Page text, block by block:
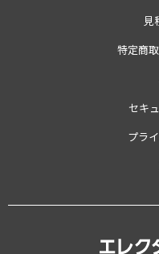
見
特定商
セキ
プラ